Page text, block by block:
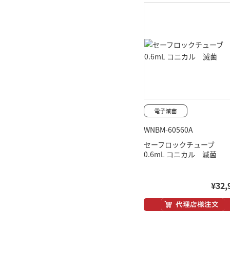
WNBM-60560A
セーフロックチューブ
0.6mL コニカル 滅菌